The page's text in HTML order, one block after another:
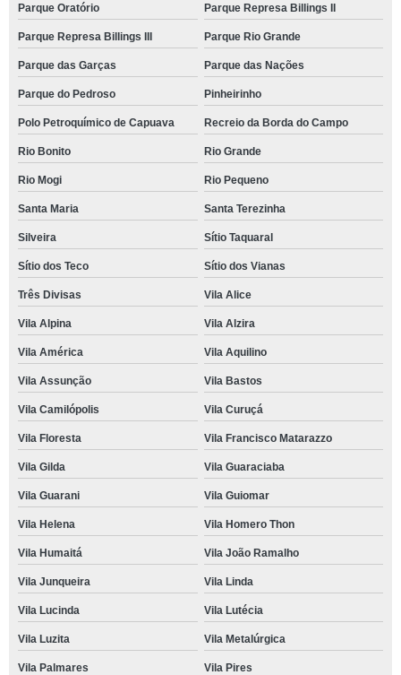
Parque Oratório Parque Represa Billings II
Parque Represa Billings III Parque Rio Grande
Parque das Garças Parque das Nações
Parque do Pedroso Pinheirinho
Polo Petroquímico de Capuava Recreio da Borda do Campo
Rio Bonito Rio Grande
Rio Mogi Rio Pequeno
Santa Maria Santa Terezinha
Silveira Sítio Taquaral
Sítio dos Teco Sítio dos Vianas
Três Divisas Vila Alice
Vila Alpina Vila Alzira
Vila América Vila Aquilino
Vila Assunção Vila Bastos
Vila Camilópolis Vila Curuçá
Vila Floresta Vila Francisco Matarazzo
Vila Gilda Vila Guaraciaba
Vila Guarani Vila Guiomar
Vila Helena Vila Homero Thon
Vila Humaitá Vila João Ramalho
Vila Junqueira Vila Linda
Vila Lucinda Vila Lutécia
Vila Luzita Vila Metalúrgica
Vila Palmares Vila Pires